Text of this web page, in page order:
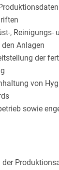
, Reinigungs-
Anlagen
der
von
sowie
der